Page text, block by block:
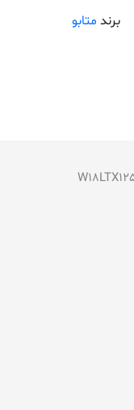
برند متابو